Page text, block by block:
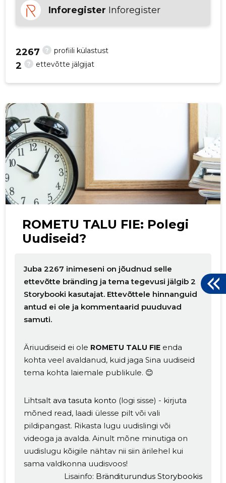
Inforegister Inforegister
? profiili külastust
2267
? ettevõtte jälgijat
2
ROMETU TALU FIE: Polegi
Uudiseid?
Juba 2267 inimeseni on jõudnud selle
ettevõtte bränding ja tema tegevusi jälgib 2
Storybooki kasutajat. Ettevõttele hinnanguid
antud ei ole ja kommentaarid puuduvad
samuti.
Äriuudiseid ei ole ROMETU TALU FIE enda
kohta veel avaldanud, kuid jaga Sina uudiseid
tema kohta laiemale publikule. 😊
Lihtsalt ava tasuta konto (logi sisse) - kirjuta
mõned read, laadi ülesse pilt või vali
pildipangast. Rikasta lugu uudislingi või
videoga ja avalda. Ainult mõne minutiga on
uudislugu kõigile nähtav nii siin ärilehel kui
sama valdkonna uudisvoos!
Lisainfo: Bränditurundus Storybookis
Muuda pildi
kirjeldust